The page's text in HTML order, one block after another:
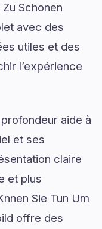
Schonen
avec des
utiles et des
l’expérience
aide à
et ses
claire
et plus
Sie Tun Um
offre des